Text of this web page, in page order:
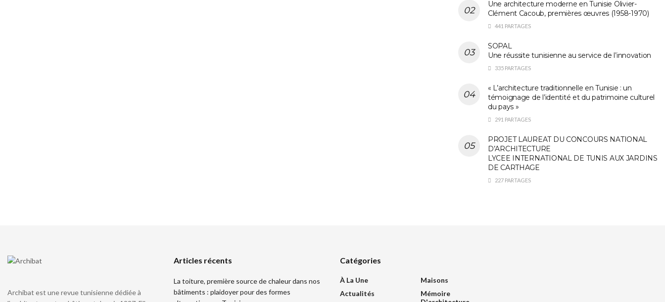
Une architecture moderne en Tunisie Olivier-
Clément Cacoub, premières œuvres (1958-1970)
441 PARTAGES
SOPAL
Une réussite tunisienne au service de l’innovation
335 PARTAGES
« L’architecture traditionnelle en Tunisie : un
témoignage de l’identité et du patrimoine culturel
du pays »
291 PARTAGES
PROJET LAUREAT DU CONCOURS NATIONAL
D’ARCHITECTURE
LYCEE INTERNATIONAL DE TUNIS AUX JARDINS
DE CARTHAGE
227 PARTAGES
Archibat est une revue tunisienne dédiée à
Articles récents
La toiture, première source de chaleur dans nos
bâtiments : plaidoyer pour des formes
Catégories
À La Une
Actualités
Maisons
Mémoire